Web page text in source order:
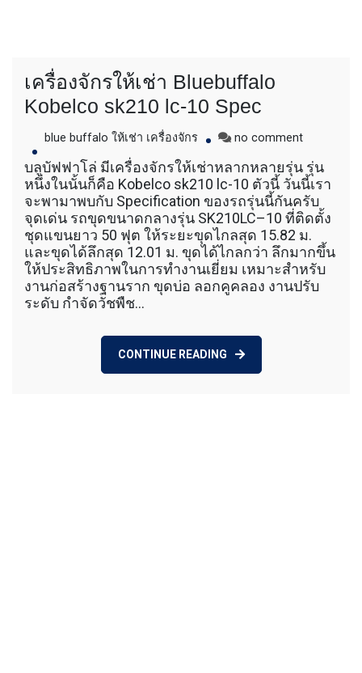
เครื่องจักรให้เช่า Bluebuffalo
Kobelco sk210 lc-10 Spec
blue buffalo ให้เช่า เครื่องจักร no commenton
ให้
เช่า
Kobelco
sk210
lc-
10
Spec
บลูบัฟฟาโล่ มีเครื่องจักรให้เช่าหลากหลายรุ่น รุ่น
หนึ่งในนั้นก็คือ Kobelco sk210 lc-10 ตัวนี้ วันนี้เรา
จะพามาพบกับ Specification ของรถรุ่นนี้กันครับ
จุดเด่น รถขุดขนาดกลางรุ่น SK210LC–10 ที่ติดตั้ง
ชุดแขนยาว 50 ฟุต ให้ระยะขุดไกลสุด 15.82 ม.
และขุดได้ลึกสุด 12.01 ม. ขุดได้ไกลกว่า ลึกมากขึ้น
ให้ประสิทธิภาพในการทำงานเยี่ยม เหมาะสำหรับ
งานก่อสร้างฐานราก ขุดบ่อ ลอกคูคลอง งานปรับ
ระดับ กำจัดวัชพืช…
CONTINUE READING